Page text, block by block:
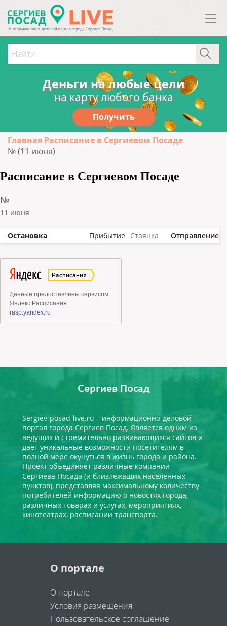
Деньги на любые цели
на карту любого банка
Получить
Главная Расписание в Сергиевом Посаде
№ (11 июня)
Расписание в Сергиевом Посаде
№
11 июня
Остановка Прибытие Стоянка Отправление
Сергиев Посад
Sergiev-posad-live.ru – информационно-деловой
портал города Сергиев Посад. Является одним из
ведущих и стремительно развивающихся сайтов и
даёт уникальные возможности посетителям в
полной мере окунуться в жизнь города и района.
Проект объединяет различные компании
Сергиева Посада (и близлежащих населенных
пунктов), представляя максимальному количеству
потребителей информацию о новостях города,
различных товарах и услугах, мероприятиях,
кинотеатрах, расписании транспорта.
О портале
О портале
Условия размещения
Пользовательское соглашение